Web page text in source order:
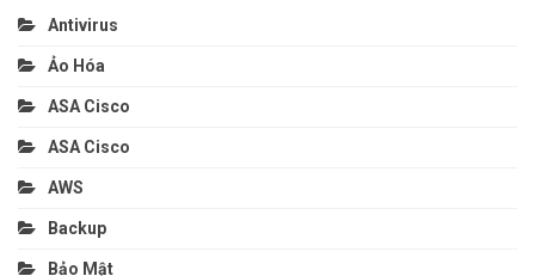
Antivirus
Ảo Hóa
ASA Cisco
ASA Cisco
AWS
Backup
Bảo Mật